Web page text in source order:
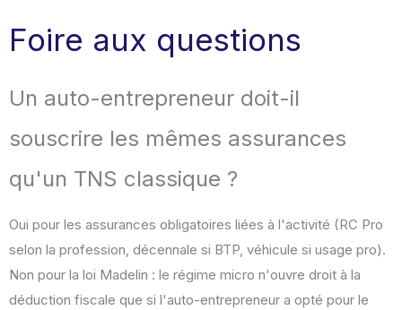
Foire aux questions
Un auto-entrepreneur doit-il
souscrire les mêmes assurances
qu'un TNS classique ?
Oui pour les assurances obligatoires liées à l'activité (RC Pro
selon la profession, décennale si BTP, véhicule si usage pro).
Non pour la loi Madelin : le régime micro n'ouvre droit à la
déduction fiscale que si l'auto-entrepreneur a opté pour le